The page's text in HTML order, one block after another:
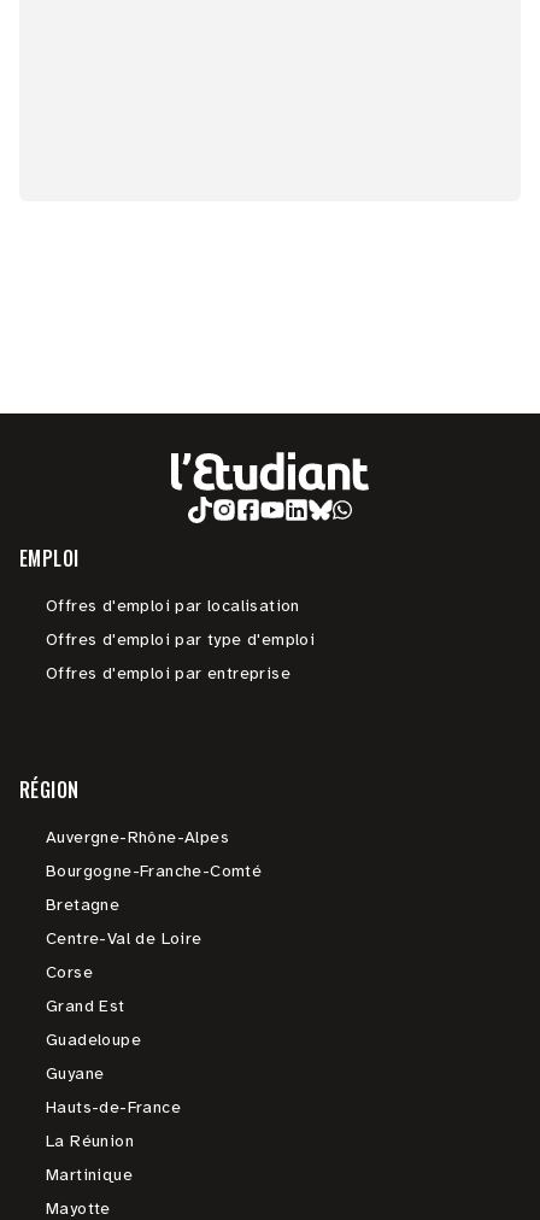
EMPLOI
Offres d'emploi par localisation
Offres d'emploi par type d'emploi
Offres d'emploi par entreprise
RÉGION
Auvergne-Rhône-Alpes
Bourgogne-Franche-Comté
Bretagne
Centre-Val de Loire
Corse
Grand Est
Guadeloupe
Guyane
Hauts-de-France
La Réunion
Martinique
Mayotte